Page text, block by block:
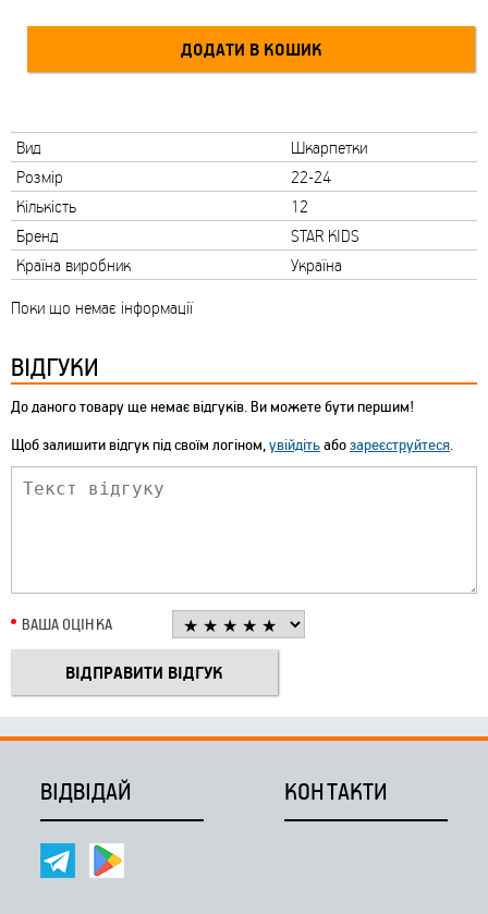
Вид
Шкарпетки
Розмір
22-24
Кількість
12
Бренд
STAR KIDS
Країна виробник
Україна
Поки що немає інформації
ВІДГУКИ
До даного товару ще немає відгуків. Ви можете бути першим!
Щоб залишити відгук під своїм логіном,увійдітьабозареєструйтеся.
ВАША ОЦІНКА
ВІДВІДАЙ КОНТАКТИ